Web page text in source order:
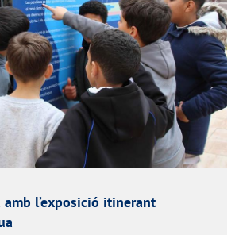
l’exposició itinerant